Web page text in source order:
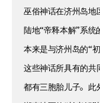
巫俗神话在济州岛地
陆地“帝释本解”系
本来是与济州岛的“
这些神话所具有的共
都有三胞胎儿子。此